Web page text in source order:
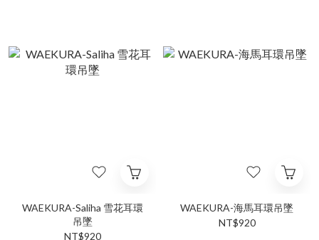
WAEKURA-Saliha 雪花耳環
吊墜
NT$920
WAEKURA-海馬耳環吊墜
NT$920